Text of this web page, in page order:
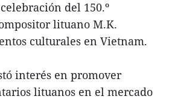
del 150.º
lituano M.K.
culturales en Vietnam.
interés en promover
lituanos en el mercado